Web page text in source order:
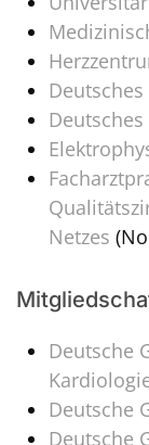
Netzes
Deutsche
Deutsche
Deutsche